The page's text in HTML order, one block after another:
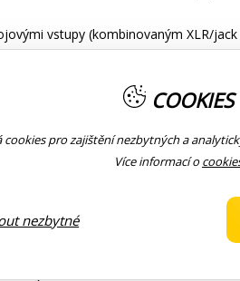
vstupy (kombinovaným XLR/
nástrojového vstupu, tj. prvního
třípásmovým, druhý
Na výběr máte ze dvou druhů
Ovladačem EFX-Pan určíte, na
Máte tak k dispozici dost možností,
smyčky a výstupy pro
zařízení. Stereo vstupem
COOKIES
cookies pro zajištění nezbytných a
Více informací o
nezbytné